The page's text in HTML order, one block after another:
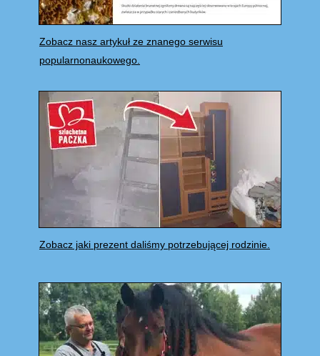
Zobacz nasz artykuł ze znanego serwisu
popularnonaukowego.
Zobacz jaki prezent daliśmy potrzebującej rodzinie.